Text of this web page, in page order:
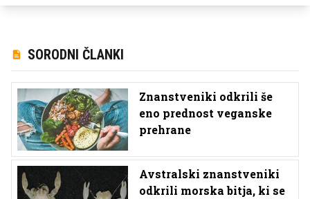
SORODNI ČLANKI
Znanstveniki odkrili še
eno prednost veganske
prehrane
Avstralski znanstveniki
odkrili morska bitja, ki se